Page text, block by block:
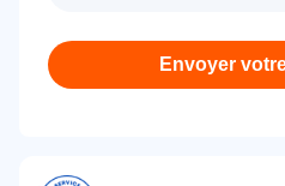
Envoyer